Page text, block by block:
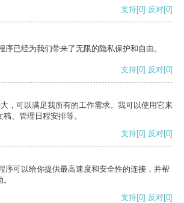
支持[0] 反对[0]
序已经为我们带来了无限的隐私保护和自由。
支持[0] 反对[0]
，可以满足我所有的工作需求。我可以使用它来
、管理日程安排等。
支持[0] 反对[0]
序可以给你提供最高速度和安全性的连接，并帮
支持[0] 反对[0]